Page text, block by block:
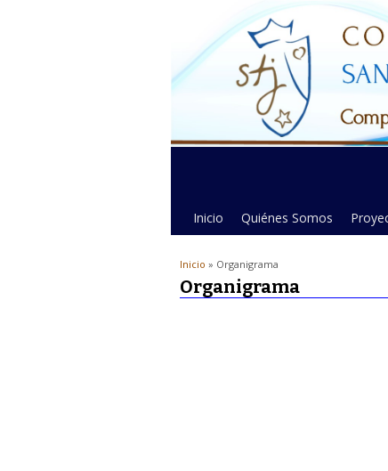
Inicio Quiénes Somos
Inicio » Organigrama
Organigrama